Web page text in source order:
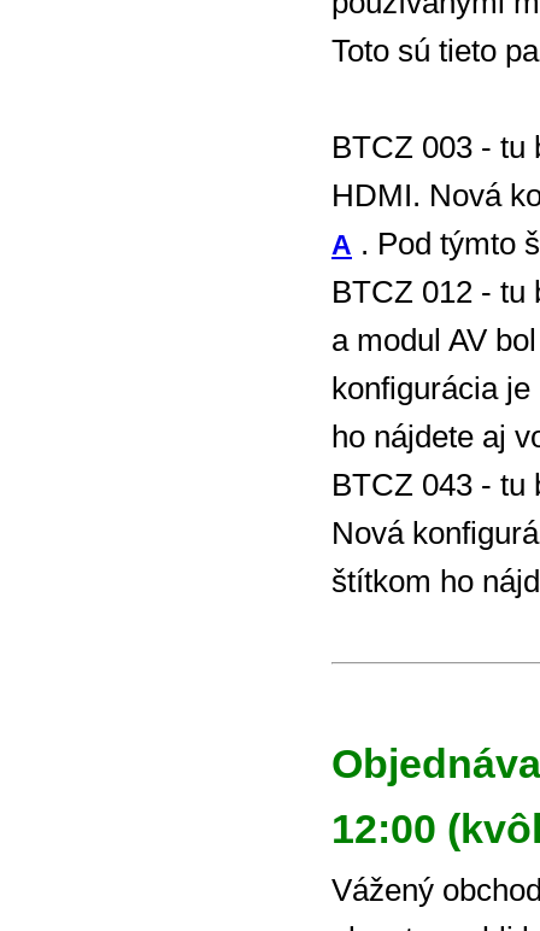
Toto sú tieto
BTCZ 003 - tu
HDMI. Nová
A . Pod týmto
BTCZ 012 - tu
a modul AV
konfigurácia
ho nájdete aj
BTCZ 043 - tu
Nová
štítkom ho
12:00
Vážený